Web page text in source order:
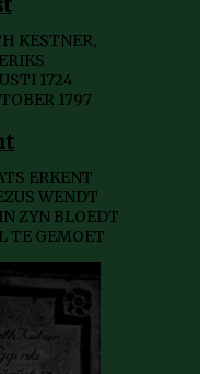
KESTNER,
1724
1797
ERKENT
WENDT
ZYN BLOEDT
TE GEMOET